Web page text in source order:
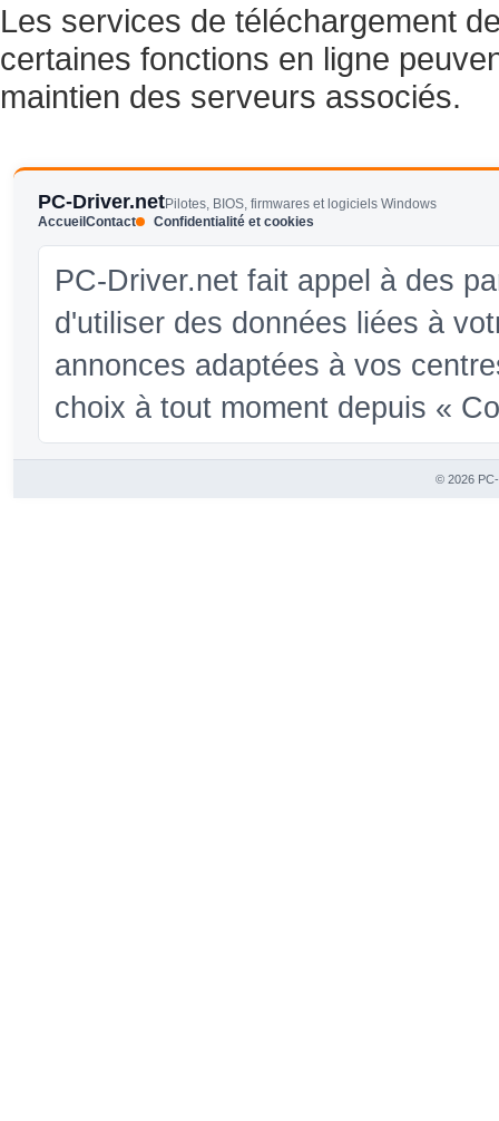
Les services de téléchargement
certaines fonctions en ligne
maintien des serveurs associés.
PC-Driver.netPilotes, BIOS, firmwares et logiciels Windows
AccueilContact Confidentialité et cookies
PC-Driver.net fait appel à des
d'utiliser des données liées à
annonces adaptées à vos
choix à tout moment depuis «
© 2026